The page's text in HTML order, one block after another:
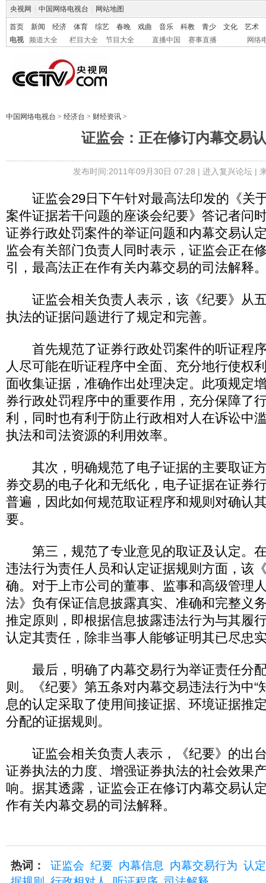
央视网 中国网络电视台 网站地图
首页 新闻 经济 体育 综艺 春晚 戏曲 音乐 科教 青少 文化
艺术
电视
频道大全 栏目大全 节目大全 直播中国 赛事直播 网络
中国网络电视台 > 经济台 > 财经资讯 >
证监会：正在修订内幕交易
发布时间:2011年09月30日 07:28 | 进入复兴论坛|
证监会29日下午针对最高法印发的《关
案件证据若干问题的座谈会纪要》答记者问
证券行政处罚案件的举证问题和内幕交易认
监会有关部门负责人同时表示，证监会正在
引，最高法正在作有关内幕交易的司法解释
证监会相关负责人表示，该《纪要》从
执法的证据问题进行了规定和完善。
首先规范了证券行政处罚案件的听证程
人尽可能在听证程序中全面、充分地行使权
面收集证据，准确作出处理决定。此项规定
券行政处罚程序中的重要作用，充分保障了
利，同时也有利于防止行政相对人在诉讼中
执法和司法资源的利用效率。
其次，明确规范了电子证据的主要取证
券交易的电子化和无纸化，电子证据在证券
普遍，因此如何规范取证程序和规则对确认
要。
第三，规范了专业意见的取证及认定。
违法行为责任人员和认定证据规则方面，该
确。对于上市公司的董事、监事和高级管理
法》负有保证信息披露真实、准确和完整义
推定原则，即根据信息披露违法行为与其履
认定其责任，除非当事人能够证明其已尽忠
最后，明确了内幕交易行为举证责任分
则。《纪要》第五条对内幕交易违法行为中“
息的认定采取了使用间接证据、环境证据推
分配的证据规则。
证监会相关负责人表示，《纪要》的出
证券执法的力度、增强证券执法的社会效果
响。据其透露，证监会正在修订内幕交易认
作有关内幕交易的司法解释。
热词： 证监会 纪要 内幕信息 内幕交易行为 认定